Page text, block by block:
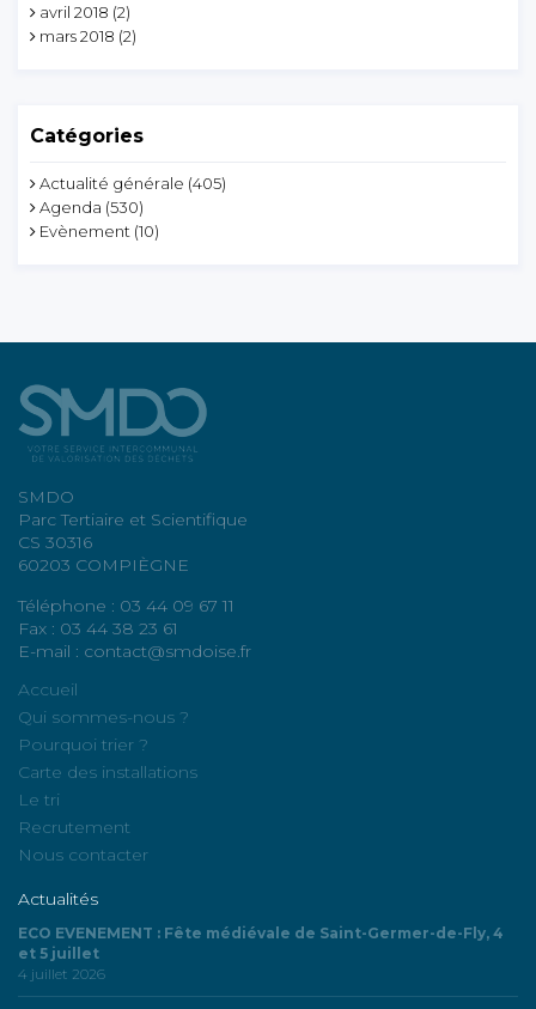
avril 2018 (2)
mars 2018 (2)
Catégories
Actualité générale (405)
Agenda (530)
Evènement (10)
SMDO
Parc Tertiaire et Scientifique
CS 30316
60203 COMPIÈGNE
Téléphone : 03 44 09 67 11
Fax : 03 44 38 23 61
E-mail : contact@smdoise.fr
Accueil
Qui sommes-nous ?
Pourquoi trier ?
Carte des installations
Le tri
Recrutement
Nous contacter
Actualités
ECO EVENEMENT : Fête médiévale de Saint-Germer-de-Fly, 4
et 5 juillet
4 juillet 2026